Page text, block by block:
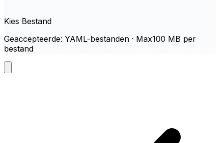
Kies Bestand
Geaccepteerde: YAML-bestanden · Max100 MB per
bestand